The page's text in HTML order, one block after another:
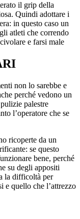
il grip della
Quindi adottare i
in questo caso un
atleti che correndo
e farsi male
non lo sarebbe e
perché vedono un
palestre
l’operatore che se
ricoperte da un
se questo
bene, perché
su degli appositi
la difficoltà per
e quello che l’attrezzo